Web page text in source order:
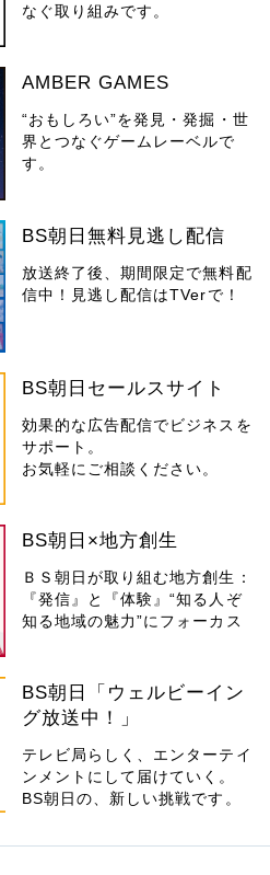
なぐ取り組みです。
AMBER GAMES
“おもしろい”を発見・発掘・世
界とつなぐゲームレーベルで
す。
BS朝日無料見逃し配信
放送終了後、期間限定で無料配
信中！見逃し配信はTVerで！
BS朝日セールスサイト
効果的な広告配信でビジネスを
サポート。
お気軽にご相談ください。
BS朝日×地方創生
ＢＳ朝日が取り組む地方創生：
『発信』と『体験』“知る人ぞ
知る地域の魅力”にフォーカス
BS朝日「ウェルビーイン
グ放送中！」
テレビ局らしく、エンターテイ
ンメントにして届けていく。
BS朝日の、新しい挑戦です。